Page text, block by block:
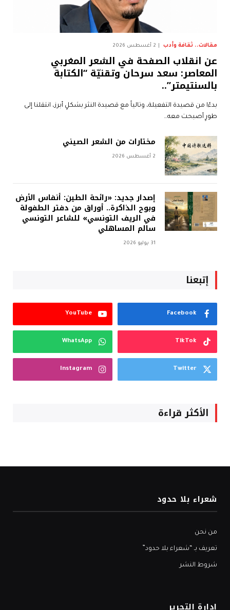
مقالات.. ثقافة وأدب 2 أغسطس 2026
عن انقلاب الصفحة في الشعر المغربي
المعاصر: سعد سرحان وتقنيّة “الكتابة
بالسنتيمتر”..
بدءًا من قصيدة التفعيلة، وتالياً مع قصيدة النثر بشكلٍ أبرز، انتقلنا إلى
طورٍ أصبحت معه…
مختارات من الشعر الصيني
2 أغسطس 2026
إصدار جديد: «رائحة الطين: أنفاس الأرض
وبوح الذاكرة.. أوراق من دفتر الطفولة
في الريف التونسي» للشاعر التونسي
سالم المساهلي
31 يوليو 2026
إتبعنا
Facebook
YouTube
TikTok
WhatsApp
Twitter
Instagram
الأكثر قراءة
شعراء بلا حدود
من نحن
تعريف بـ “شعراء بلا حدود”
شروط النشر
إدارة التحرير